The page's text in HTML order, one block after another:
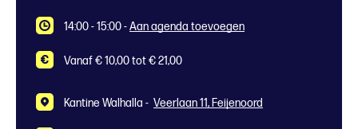
14:00 - 15:00-Aan agenda toevoegen
Vanaf € 10,00 tot € 21,00
Kantine Walhalla - Veerlaan 11, Feijenoord